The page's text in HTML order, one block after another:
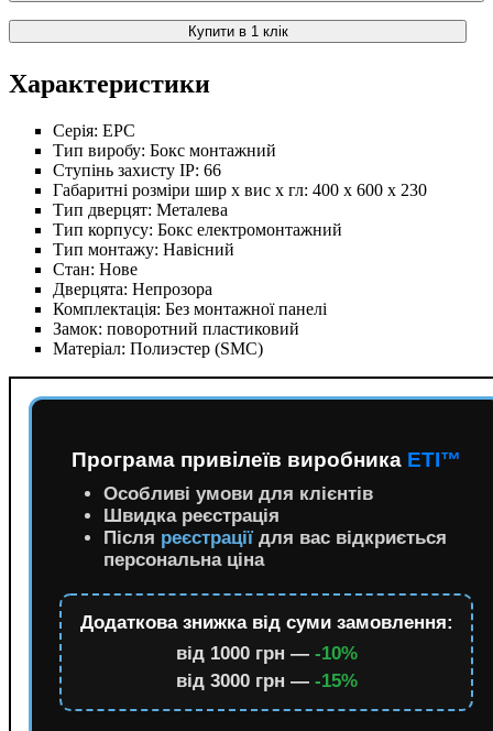
Купити в 1 клік
Характеристики
Серія: EPC
Тип виробу: Бокс монтажний
Ступінь захисту IP: 66
Габаритні розміри шир х вис х гл: 400 х 600 х 230
Тип дверцят: Металева
Тип корпусу: Бокс електромонтажний
Тип монтажу: Навісний
Стан: Нове
Дверцята: Непрозора
Комплектація: Без монтажної панелі
Замок: поворотний пластиковий
Матеріал: Полиэстер (SMC)
Програма привілеїв виробника ETI™
Особливі умови для клієнтів
Швидка реєстрація
Після реєстрації для вас відкриється
персональна ціна
Додаткова знижка від суми замовлення:
від 1000 грн — -10%
від 3000 грн — -15%